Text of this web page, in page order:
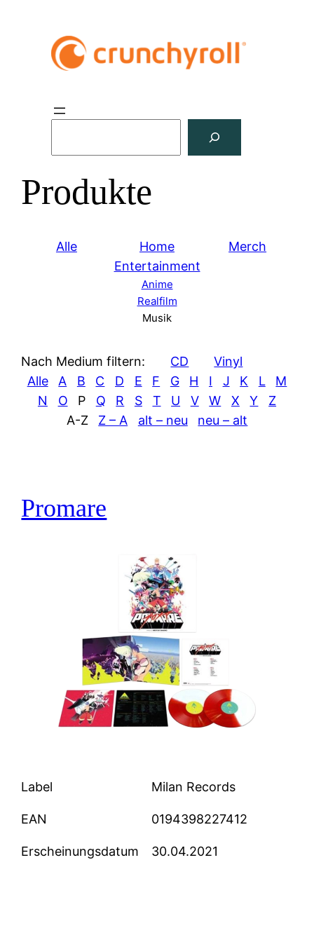
h
e
Produkte
Alle
Home
Entertainment
Anime
Realfilm
Musik
Merch
Nach Medium filtern: CD
Vinyl
Alle
A B C D E F G H I J K L
M
N
O P Q R S T U V W X Y
Z
A-Z
Z – A alt – neu neu – alt
Promare
Label Milan Records
EAN 0194398227412
Erscheinungsdatum 30.04.2021